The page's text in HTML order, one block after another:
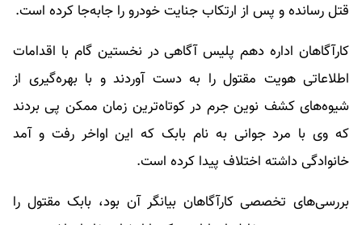
قتل رسانده و پس از ارتکاب جنایت خودرو را جابه‌جا کرده است.
کارآگاهان اداره دهم پلیس آگاهی در نخستین گام با اقدامات
اطلاعاتی هویت مقتول را به دست آوردند و با بهره‌گیری از
شیوه‌های کشف نوین جرم در کوتاه‌ترین زمان ممکن پی بردند
که وی با مرد جوانی به نام بابک که این اواخر رفت و آمد
خانوادگی داشته اختلاف پیدا کرده است.
بررسی‌های تخصصی کارآگاهان بیانگر آن بود، بابک مقتول را